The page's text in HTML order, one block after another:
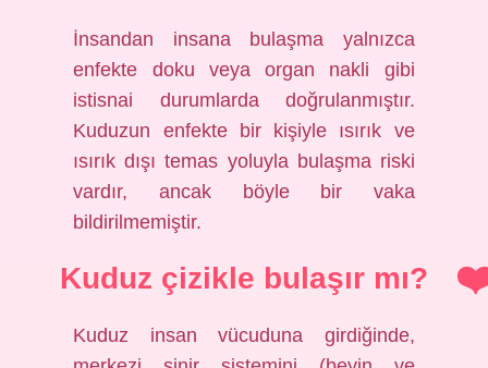
İnsandan insana bulaşma yalnızca
enfekte doku veya organ nakli gibi
istisnai durumlarda doğrulanmıştır.
Kuduzun enfekte bir kişiyle ısırık ve
ısırık dışı temas yoluyla bulaşma riski
vardır, ancak böyle bir vaka
bildirilmemiştir.
Kuduz çizikle bulaşır mı?
Kuduz insan vücuduna girdiğinde,